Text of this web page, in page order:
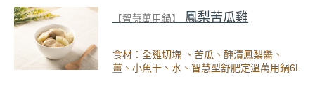
【智慧萬用鍋】 鳳梨苦瓜雞
食材：全雞切塊 、苦瓜、醃漬鳳梨醬、
薑、小魚干、水、智慧型舒肥定溫萬用鍋6L